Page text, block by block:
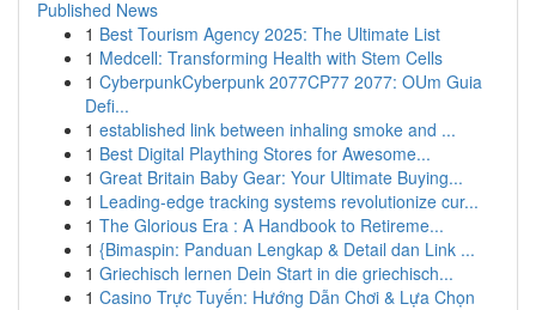
Published News
1 Best Tourism Agency 2025: The Ultimate List
1 Medcell: Transforming Health with Stem Cells
1 CyberpunkCyberpunk 2077CP77 2077: OUm Guia
Defi...
1 established link between inhaling smoke and ...
1 Best Digital Plaything Stores for Awesome...
1 Great Britain Baby Gear: Your Ultimate Buying...
1 Leading-edge tracking systems revolutionize cur...
1 The Glorious Era : A Handbook to Retireme...
1 {Bimaspin: Panduan Lengkap & Detail dan Link ...
1 Griechisch lernen Dein Start in die griechisch...
1 Casino Trực Tuyến: Hướng Dẫn Chơi & Lựa Chọn